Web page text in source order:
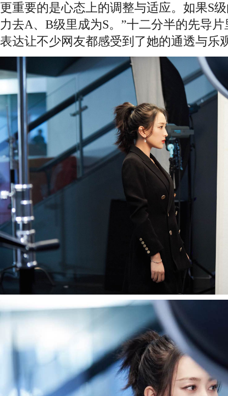
更重要的是心态上的调整与适应。如果S
力去A、B级里成为S。”十二分半的先导
表达让不少网友都感受到了她的通透与乐